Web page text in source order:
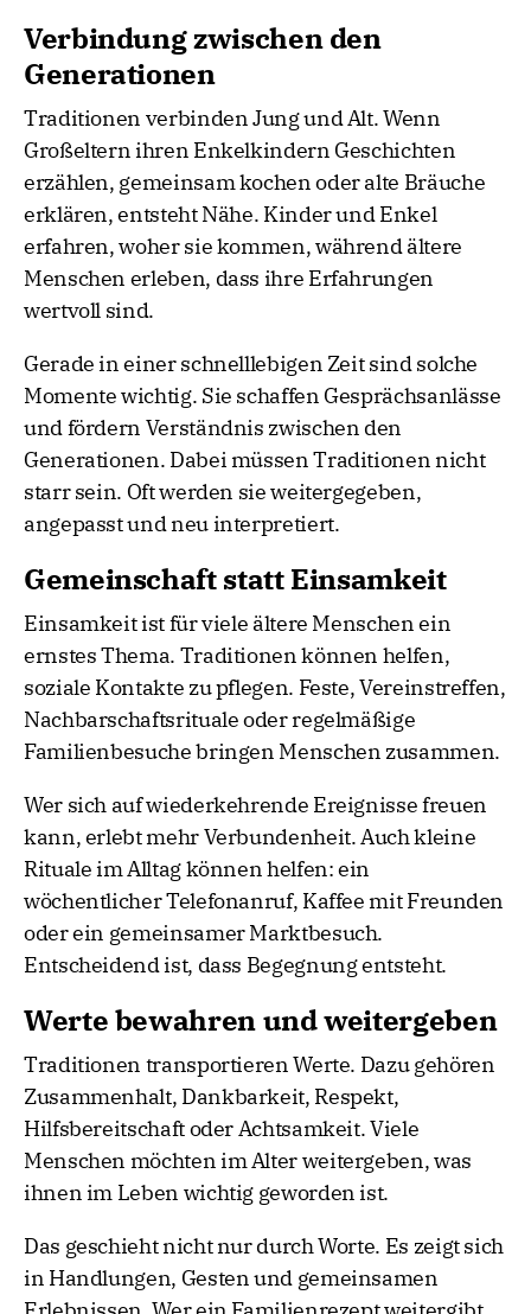
Verbindung zwischen den
Generationen
Traditionen verbinden Jung und Alt. Wenn
Großeltern ihren Enkelkindern Geschichten
erzählen, gemeinsam kochen oder alte Bräuche
erklären, entsteht Nähe. Kinder und Enkel
erfahren, woher sie kommen, während ältere
Menschen erleben, dass ihre Erfahrungen
wertvoll sind.
Gerade in einer schnelllebigen Zeit sind solche
Momente wichtig. Sie schaffen Gesprächsanlässe
und fördern Verständnis zwischen den
Generationen. Dabei müssen Traditionen nicht
starr sein. Oft werden sie weitergegeben,
angepasst und neu interpretiert.
Gemeinschaft statt Einsamkeit
Einsamkeit ist für viele ältere Menschen ein
ernstes Thema. Traditionen können helfen,
soziale Kontakte zu pflegen. Feste, Vereinstreffen,
Nachbarschaftsrituale oder regelmäßige
Familienbesuche bringen Menschen zusammen.
Wer sich auf wiederkehrende Ereignisse freuen
kann, erlebt mehr Verbundenheit. Auch kleine
Rituale im Alltag können helfen: ein
wöchentlicher Telefonanruf, Kaffee mit Freunden
oder ein gemeinsamer Marktbesuch.
Entscheidend ist, dass Begegnung entsteht.
Werte bewahren und weitergeben
Traditionen transportieren Werte. Dazu gehören
Zusammenhalt, Dankbarkeit, Respekt,
Hilfsbereitschaft oder Achtsamkeit. Viele
Menschen möchten im Alter weitergeben, was
ihnen im Leben wichtig geworden ist.
Das geschieht nicht nur durch Worte. Es zeigt sich
in Handlungen, Gesten und gemeinsamen